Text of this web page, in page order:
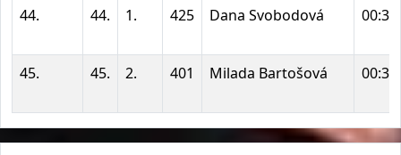
44. 44. 1. 425 Dana Svobodová
45. 45. 2. 401 Milada Bartošová